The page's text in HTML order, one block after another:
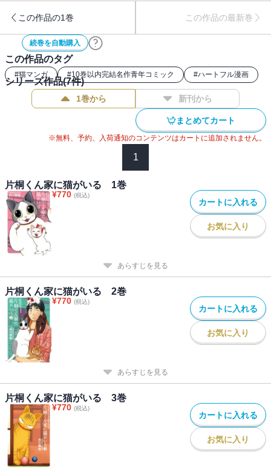
この作品の1巻 この作品の最新巻
続巻を自動購入
この作品のタグ
#猫マンガ #10巻以内完結名作青年コミック #ハートフル漫画
シリーズ作品(7件)
1巻から 新刊から
まとめてカート
※無料、予約、入荷通知のコンテンツはカートに追加されません。
1
片桐くん家に猫がいる 1巻
¥770 (税込)
カートに入れる
お気に入り
あらすじを見る
片桐くん家に猫がいる 2巻
¥770 (税込)
カートに入れる
お気に入り
あらすじを見る
片桐くん家に猫がいる 3巻
¥770 (税込)
カートに入れる
お気に入り